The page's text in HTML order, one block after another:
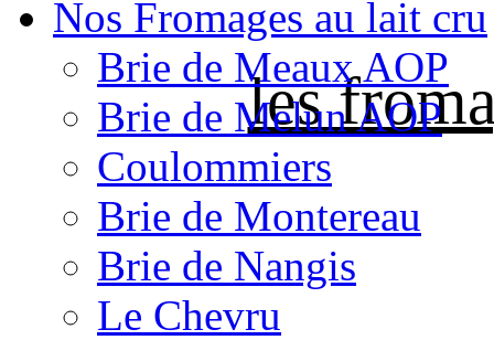
les
Nos Fromages au lait cru
Brie de Meaux AOP
Brie de Melun AOP
Coulommiers
Brie de Montereau
Brie de Nangis
Le Chevru